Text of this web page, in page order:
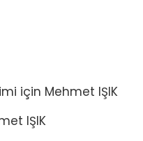
için Mehmet IŞIK
IŞIK